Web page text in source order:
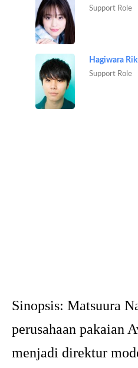
Support Role
Hagiwara
Support Role
Sinopsis: Matsuura
perusahaan pakaian
menjadi direktur